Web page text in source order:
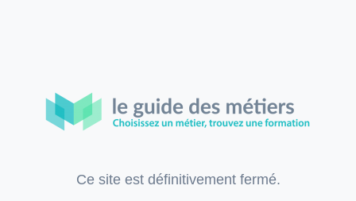
Ce site est définitivement fermé.